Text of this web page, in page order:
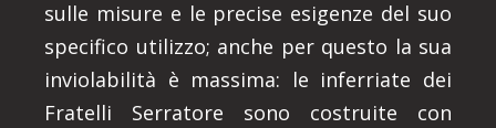
sulle misure e le precise esigenze del suo
specifico utilizzo; anche per questo la sua
inviolabilità è massima: le inferriate dei
Fratelli Serratore sono costruite con